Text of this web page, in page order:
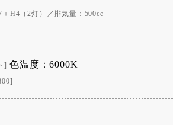
H4（2灯）／排気量：500cc
] 色温度：6000K